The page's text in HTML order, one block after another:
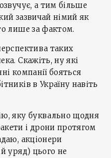
а тим більше
зазвичай німий як
лише за фактом.
таких
Скажіть, ну які
компанії бояться
в Україну навіть
яку буквально щодня
і дрони протягом
акціонери
уряд) цього не